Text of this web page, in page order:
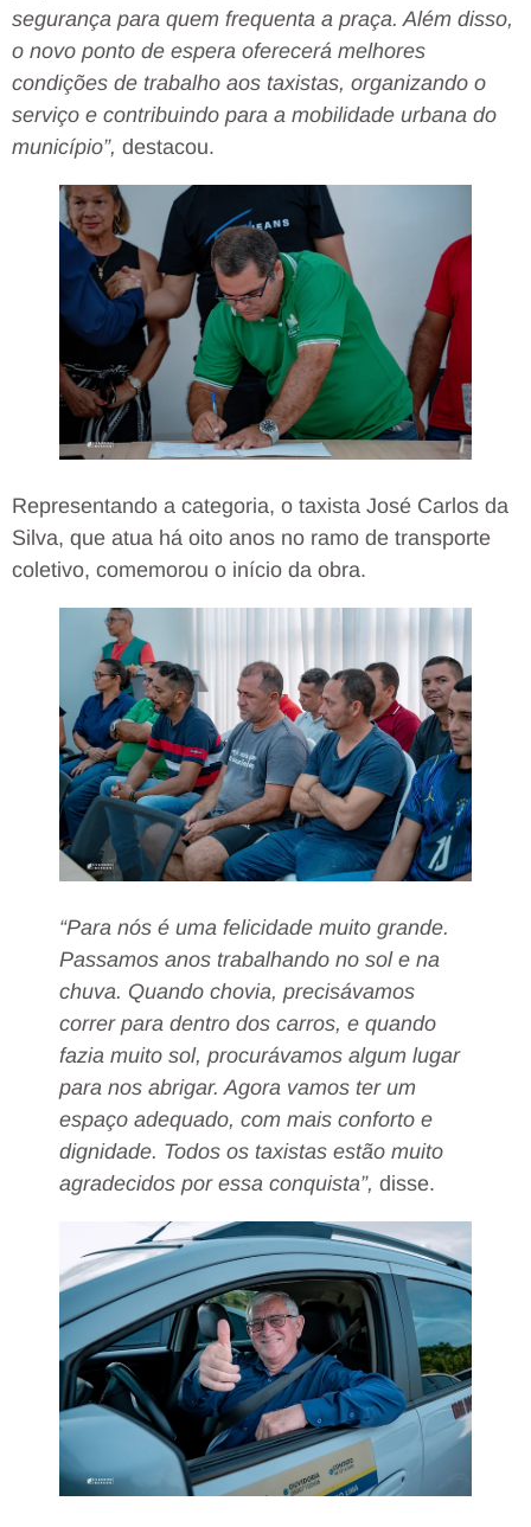
segurança para quem frequenta a praça. Além disso,
o novo ponto de espera oferecerá melhores
condições de trabalho aos taxistas, organizando o
serviço e contribuindo para a mobilidade urbana do
município”, destacou.
Representando a categoria, o taxista José Carlos da
Silva, que atua há oito anos no ramo de transporte
coletivo, comemorou o início da obra.
“Para nós é uma felicidade muito grande.
Passamos anos trabalhando no sol e na
chuva. Quando chovia, precisávamos
correr para dentro dos carros, e quando
fazia muito sol, procurávamos algum lugar
para nos abrigar. Agora vamos ter um
espaço adequado, com mais conforto e
dignidade. Todos os taxistas estão muito
agradecidos por essa conquista”, disse.